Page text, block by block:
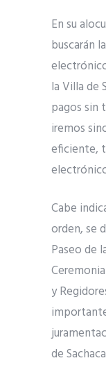
En su
buscarán
la Villa de
pagos sin
iremos
eficiente,
Cabe
orden, se
Paseo de
y
de